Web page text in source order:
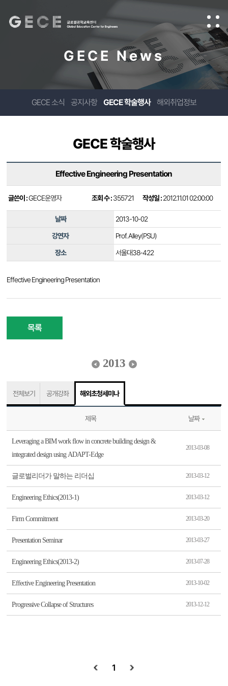
GECE News
GECE 소식 공지사항 GECE 학술행사 해외취업정보
GECE 학술행사
Effective Engineering Presentation
글쓴이 :GECE운영자 조회 수 :355721 작성일 :2012.11.01 02:00:00
날짜 2013-10-02
강연자 Prof. Alley(PSU)
장소 서울대38-422
Effective Engineering Presentation
목록
2013
전체보기 공개강좌 해외초청세미나
제목 날짜
Leveraging a BIM work flow in concrete building design &
integrated design using ADAPT-Edge
2013-03-08
글로벌리더가 말하는 리더십 2013-03-12
Engineering Ethics(2013-1) 2013-03-12
Firm Commitment 2013-03-20
Presentation Seminar 2013-03-27
Engineering Ethics(2013-2) 2013-07-28
Effective Engineering Presentation 2013-10-02
Progressive Collapse of Structures 2013-12-12
1